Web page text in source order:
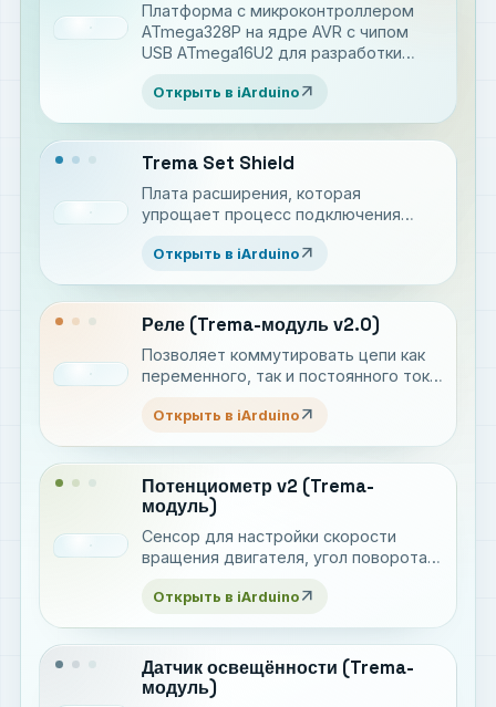
Платформа c микроконтроллером
ATmega328P на ядре AVR с чипом
USB ATmega16U2 для разработки
Открыть в iArduino arrow_outward
Trema Set Shield
Плата расширения, которая
упрощает процесс подключения
Открыть в iArduino arrow_outward
Реле (Trema-модуль v2.0)
Позволяет коммутировать цепи как
переменного, так и постоянного тока
Открыть в iArduino arrow_outward
Потенциометр v2 (Trema-
модуль)
Сенсор для настройки скорости
вращения двигателя, угол поворота
т.д.
Открыть в iArduino arrow_outward
Датчик освещённости (Trema-
модуль)